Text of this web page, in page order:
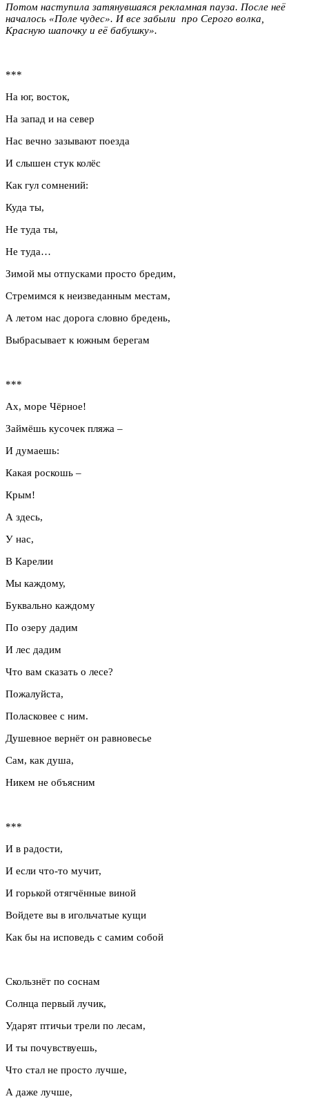
Потом наступила затянувшаяся рекламная пауза. После неё
началось «Поле чудес». И все забыли про Серого волка,
Красную шапочку и её бабушку».
***
На юг, восток,
На запад и на север
Нас вечно зазывают поезда
И слышен стук колёс
Как гул сомнений:
Куда ты,
Не туда ты,
Не туда…
Зимой мы отпусками просто бредим,
Стремимся к неизведанным местам,
А летом нас дорога словно бредень,
Выбрасывает к южным берегам
***
Ах, море Чёрное!
Займёшь кусочек пляжа –
И думаешь:
Какая роскошь –
Крым!
А здесь,
У нас,
В Карелии
Мы каждому,
Буквально каждому
По озеру дадим
И лес дадим
Что вам сказать о лесе?
Пожалуйста,
Поласковее с ним.
Душевное вернёт он равновесье
Сам, как душа,
Никем не объясним
***
И в радости,
И если что-то мучит,
И горькой отягчённые виной
Войдете вы в игольчатые кущи
Как бы на исповедь с самим собой
Скользнёт по соснам
Солнца первый лучик,
Ударят птичьи трели по лесам,
И ты почувствуешь,
Что стал не просто лучше,
А даже лучше,